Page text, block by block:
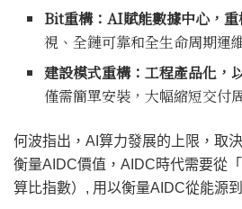
Bit重構：AI賦能數據中心，重
視、全鏈可靠和全生命周期運
建設模式重構：工程產品化，
僅需簡單安裝，大幅縮短交付
何波指出，AI算力發展的上限，取
衡量AIDC價值，AIDC時代需要從
算比指數）, 用以衡量AIDC從能源